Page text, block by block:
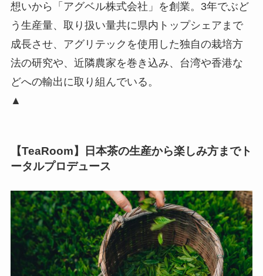
想いから「アグベル株式会社」を創業。3年でぶど
う生産量、取り扱い量共に県内トップシェアまで
成長させ、アグリテックを使用した独自の栽培方
法の研究や、近隣農家を巻き込み、台湾や香港な
どへの輸出に取り組んでいる。
▲
【TeaRoom】日本茶の生産から楽しみ方までト
ータルプロデュース